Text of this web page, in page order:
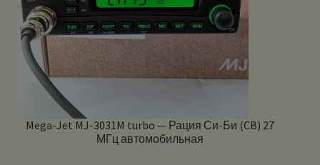
Mega-Jet MJ-3031M turbo — Рация Си-Би (CB) 27
МГц автомобильная